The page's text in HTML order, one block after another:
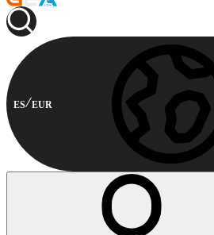
ES EUR